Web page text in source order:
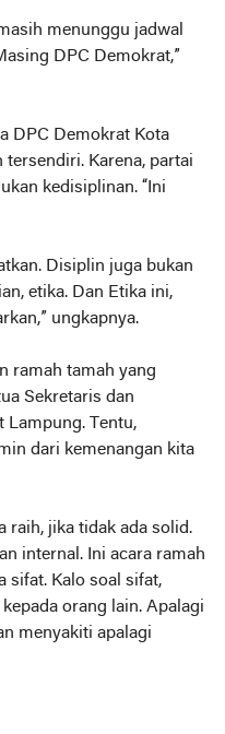
menunggu jadwal
DPC Demokrat,”
DPC Demokrat Kota
Karena, partai
kedisiplinan. “Ini
Disiplin juga bukan
etika. Dan Etika ini,
ungkapnya.
ramah tamah yang
Sekretaris dan
Lampung. Tentu,
dari kemenangan kita
raih, jika tidak ada solid.
internal. Ini acara ramah
sifat. Kalo soal sifat,
orang lain. Apalagi
menyakiti apalagi